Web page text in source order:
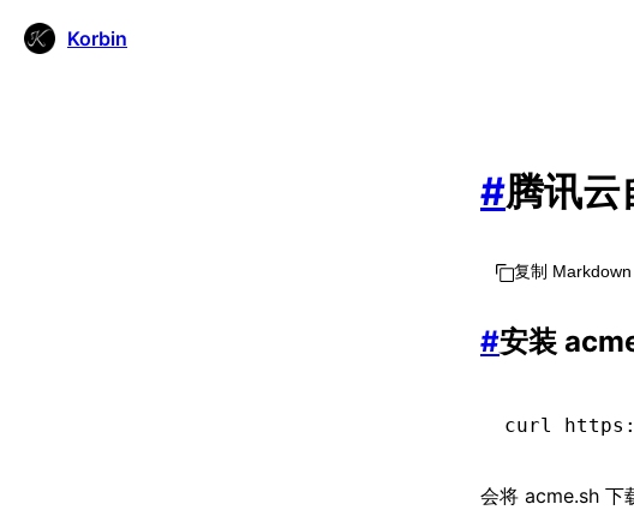
Korbin
#腾讯云
复制 Markdown
#安装
curl
会将 acme.sh 下